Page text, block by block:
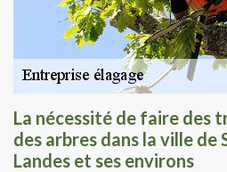
La nécessité de faire des
des arbres dans la ville de
Landes et ses environs